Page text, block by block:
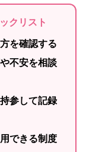
クリスト
を確認する
不安を相談
参して記録
できる制度